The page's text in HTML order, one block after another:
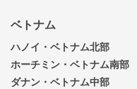
ベトナム
ハノイ・ベトナム北部
ホーチミン・ベトナム南部
ダナン・ベトナム中部